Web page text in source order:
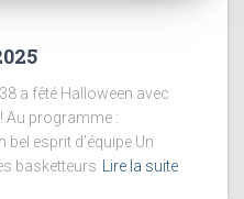
a fêté Halloween avec
Au programme :
esprit d’équipe Un
basketteurs
Lire la suite